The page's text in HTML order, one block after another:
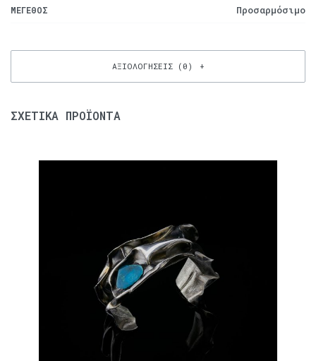
ΜΈΓΕΘΟΣ Προσαρμόσιμο
ΑΞΙΟΛΟΓΉΣΕΙΣ (0)
ΣΧΕΤΙΚΆ ΠΡΟΪΌΝΤΑ